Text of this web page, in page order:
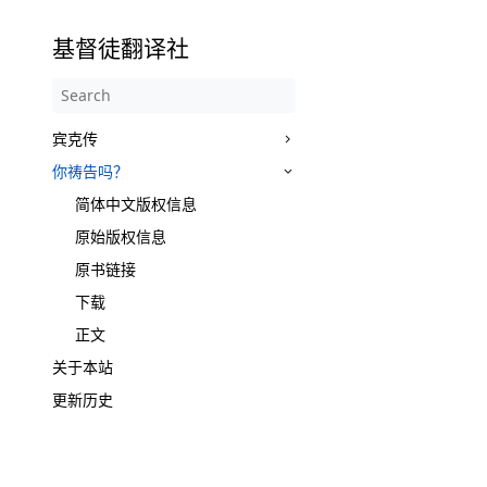
基督徒翻译社
宾克传
你祷告吗？
简体中文版权信息
原始版权信息
原书链接
下载
正文
关于本站
更新历史